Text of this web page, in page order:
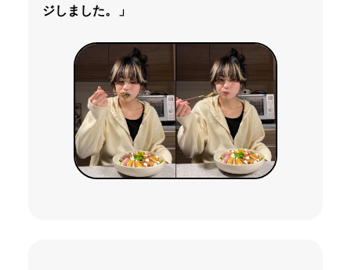
ジしました。」